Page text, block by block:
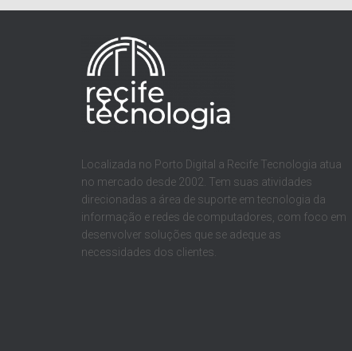
Localizada no Porto Digital a Recife Tecnologia atua
no mercado desde 2002. Tem suas atividades
direcionadas a área de suporte em tecnologia da
informação e redes de computadores, com foco em
desenvolver soluções que se adeque as
necessidades dos clientes.